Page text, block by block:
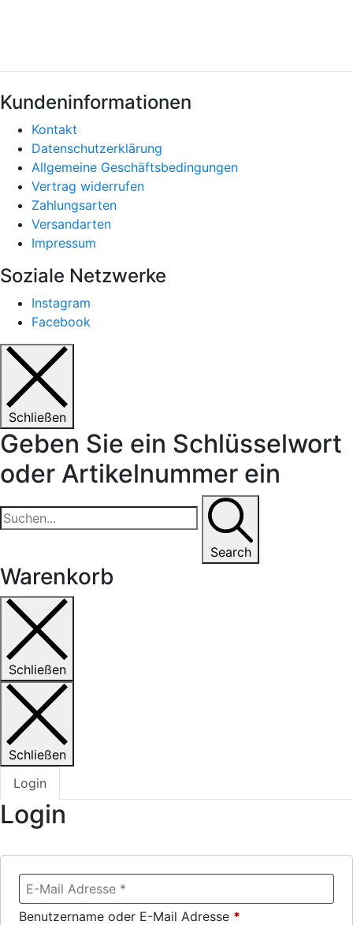
Kundeninformationen
Kontakt
Datenschutzerklärung
Allgemeine Geschäftsbedingungen
Vertrag widerrufen
Zahlungsarten
Versandarten
Impressum
Soziale Netzwerke
Instagram
Facebook
Schließen
Geben Sie ein Schlüsselwort
oder Artikelnummer ein
Search
Warenkorb
Schließen
Schließen
Login
Login
Benutzername oder E-Mail Adresse *